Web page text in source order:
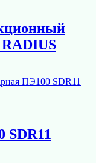
RADIUS
SDR11